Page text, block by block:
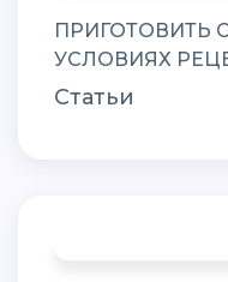
ПРИГОТОВИТЬ
УСЛОВИЯХ
Статьи